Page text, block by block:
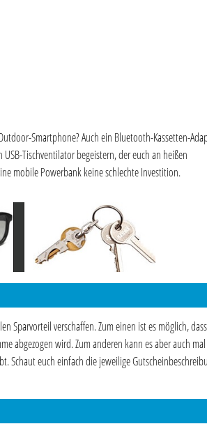
Smartphone? Auch ein Bluetooth-Kassetten-
Tischventilator begeistern, der euch an heißen
mobile Powerbank keine schlechte Investition.
Sparvorteil verschaffen. Zum einen ist es möglich,
abgezogen wird. Zum anderen kann es aber auch
Schaut euch einfach die jeweilige